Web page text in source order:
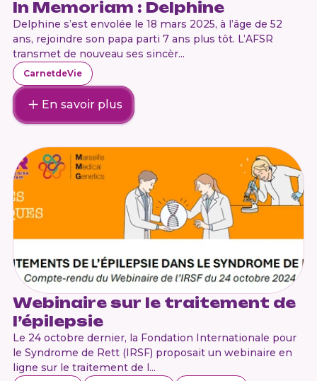
In Memoriam : Delphine
Delphine s’est envolée le 18 mars 2025, à l’âge de 52
ans, rejoindre son papa parti 7 ans plus tôt. L’AFSR
transmet de nouveau ses sincèr...
CarnetdeVie
En savoir plus
Webinaire sur le traitement de
l’épilepsie
Le 24 octobre dernier, la Fondation Internationale pour
le Syndrome de Rett (IRSF) proposait un webinaire en
ligne sur le traitement de l...